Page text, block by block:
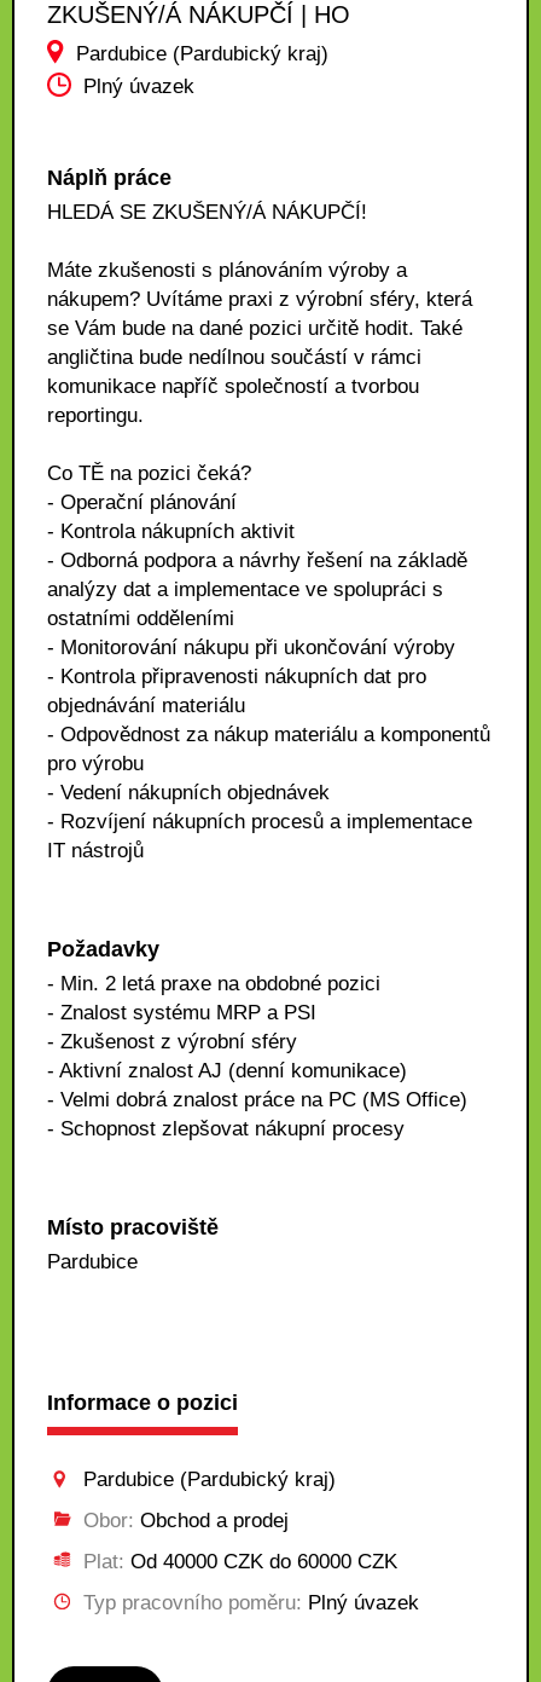
ZKUŠENÝ/Á NÁKUPČÍ | HO
Pardubice (Pardubický kraj)
Plný úvazek
Náplň práce
HLEDÁ SE ZKUŠENÝ/Á NÁKUPČÍ!
Máte zkušenosti s plánováním výroby a
nákupem? Uvítáme praxi z výrobní sféry, která
se Vám bude na dané pozici určitě hodit. Také
angličtina bude nedílnou součástí v rámci
komunikace napříč společností a tvorbou
reportingu.
Co TĚ na pozici čeká?
- Operační plánování
- Kontrola nákupních aktivit
- Odborná podpora a návrhy řešení na základě
analýzy dat a implementace ve spolupráci s
ostatními odděleními
- Monitorování nákupu při ukončování výroby
- Kontrola připravenosti nákupních dat pro
objednávání materiálu
- Odpovědnost za nákup materiálu a komponentů
pro výrobu
- Vedení nákupních objednávek
- Rozvíjení nákupních procesů a implementace
IT nástrojů
Požadavky
- Min. 2 letá praxe na obdobné pozici
- Znalost systému MRP a PSI
- Zkušenost z výrobní sféry
- Aktivní znalost AJ (denní komunikace)
- Velmi dobrá znalost práce na PC (MS Office)
- Schopnost zlepšovat nákupní procesy
Místo pracoviště
Pardubice
Informace o pozici
Pardubice (Pardubický kraj)
Obor: Obchod a prodej
Plat: Od 40000 CZK do 60000 CZK
Typ pracovního poměru: Plný úvazek